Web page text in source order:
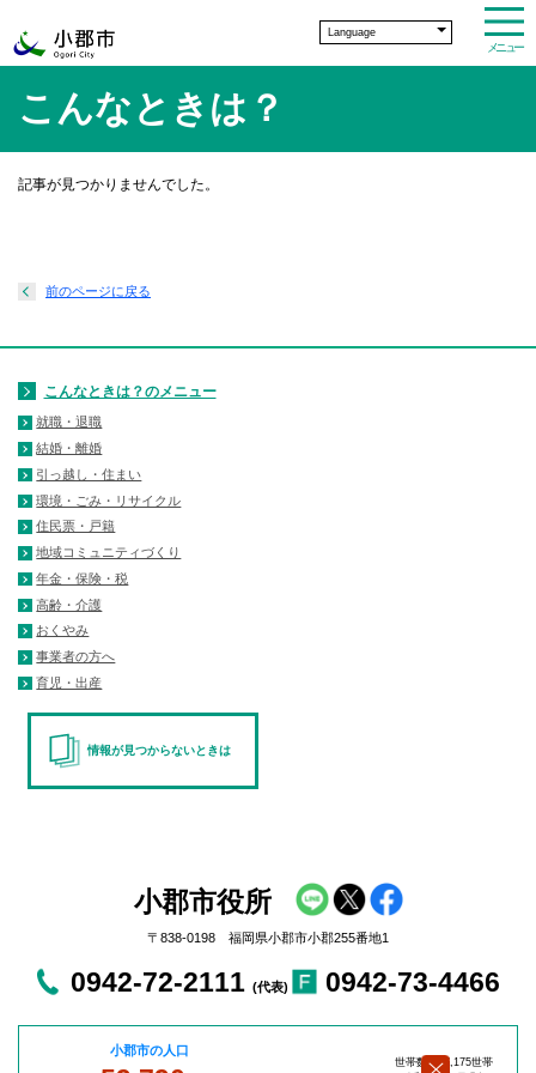
Language
メニュー
こんなときは？
記事が見つかりませんでした。
前のページに戻る
こんなときは？のメニュー
就職・退職
結婚・離婚
引っ越し・住まい
環境・ごみ・リサイクル
住民票・戸籍
地域コミュニティづくり
年金・保険・税
高齢・介護
おくやみ
事業者の方へ
育児・出産
情報が見つからないときは
小郡市役所
〒838-0198 福岡県小郡市小郡255番地1
0942-72-2111 (代表) 0942-73-4466
小郡市の人口
世帯数：27,175世帯